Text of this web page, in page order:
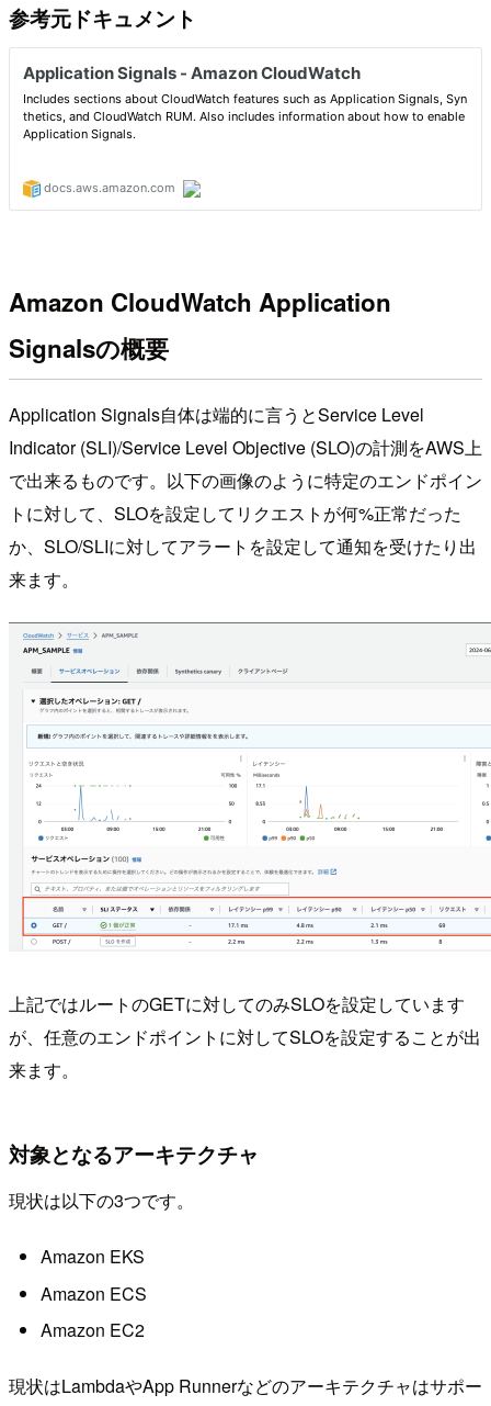
参考元ドキュメント
Amazon CloudWatch Application
Signalsの概要
Application Signals自体は端的に言うとService Level
Indicator (SLI)/Service Level Objective (SLO)の計測をAWS上
で出来るものです。以下の画像のように特定のエンドポイン
トに対して、SLOを設定してリクエストが何%正常だった
か、SLO/SLIに対してアラートを設定して通知を受けたり出
来ます。
上記ではルートのGETに対してのみSLOを設定しています
が、任意のエンドポイントに対してSLOを設定することが出
来ます。
対象となるアーキテクチャ
現状は以下の3つです。
Amazon EKS
Amazon ECS
Amazon EC2
現状はLambdaやApp Runnerなどのアーキテクチャはサポー